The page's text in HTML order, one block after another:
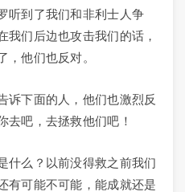
听到了我们和非利士人争
我们后边也攻击我们的话，
，他们也反对。
诉下面的人，他们也激烈反
去吧，去拯救他们吧！
什么？以前没得救之前我们
有可能不可能，能成就还是